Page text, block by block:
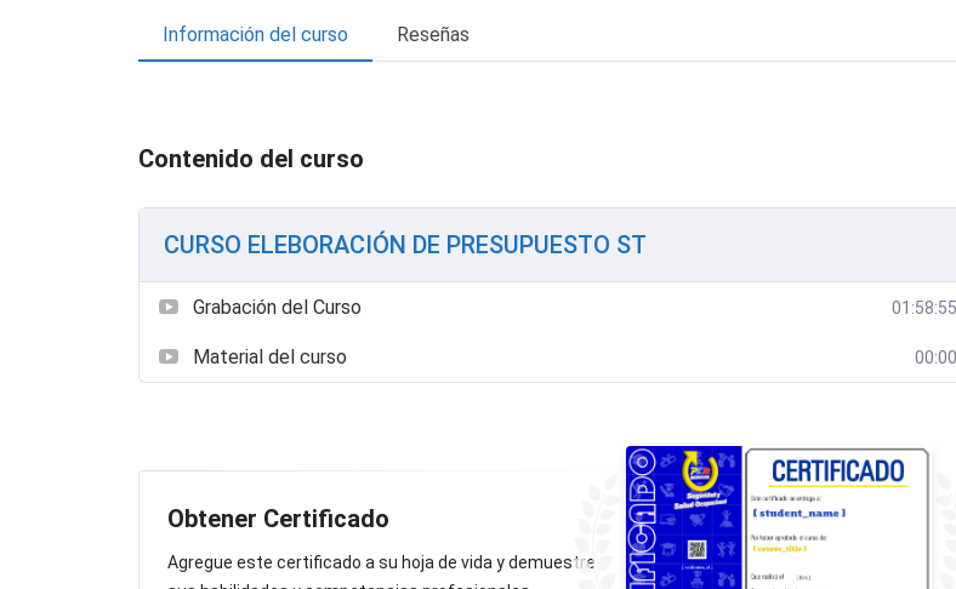
Información del curso Reseñas
Contenido del curso
CURSO ELEBORACIÓN DE PRESUPUESTO ST
Grabación del Curso 01:58:55
Material del curso 00:00
Obtener Certificado
Agregue este certificado a su hoja de vida y demuestre